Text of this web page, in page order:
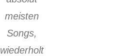
meisten
Songs,
wiederholt